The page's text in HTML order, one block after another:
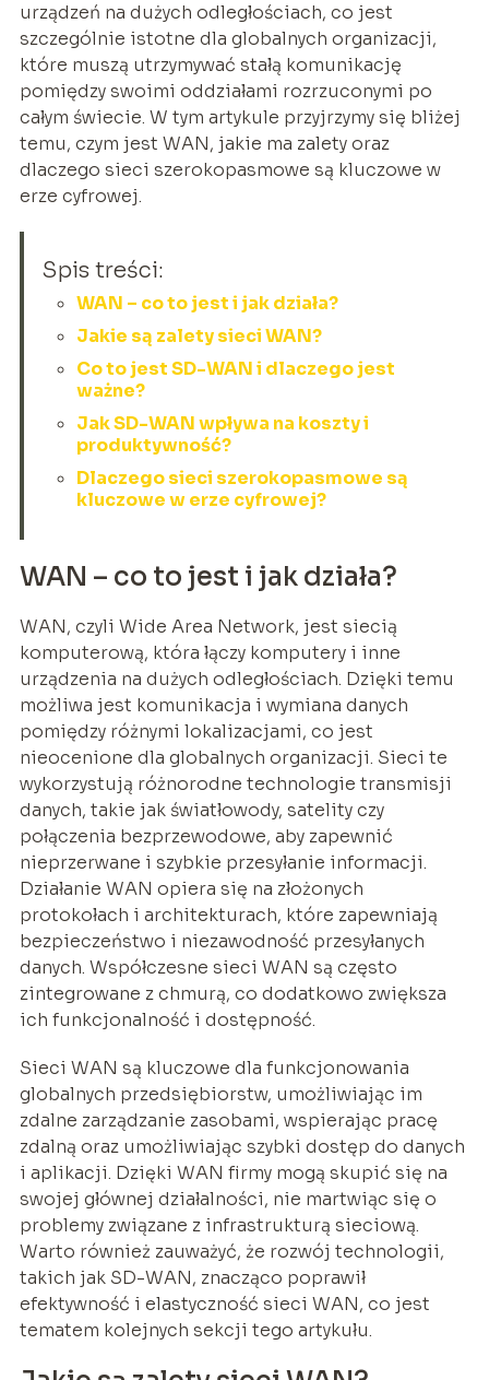
urządzeń na dużych odległościach, co jest
szczególnie istotne dla globalnych organizacji,
które muszą utrzymywać stałą komunikację
pomiędzy swoimi oddziałami rozrzuconymi po
całym świecie. W tym artykule przyjrzymy się bliżej
temu, czym jest WAN, jakie ma zalety oraz
dlaczego sieci szerokopasmowe są kluczowe w
erze cyfrowej.
Spis treści:
WAN – co to jest i jak działa?
Jakie są zalety sieci WAN?
Co to jest SD-WAN i dlaczego jest
ważne?
Jak SD-WAN wpływa na koszty i
produktywność?
Dlaczego sieci szerokopasmowe są
kluczowe w erze cyfrowej?
WAN – co to jest i jak działa?
WAN, czyli Wide Area Network, jest siecią
komputerową, która łączy komputery i inne
urządzenia na dużych odległościach. Dzięki temu
możliwa jest komunikacja i wymiana danych
pomiędzy różnymi lokalizacjami, co jest
nieocenione dla globalnych organizacji. Sieci te
wykorzystują różnorodne technologie transmisji
danych, takie jak światłowody, satelity czy
połączenia bezprzewodowe, aby zapewnić
nieprzerwane i szybkie przesyłanie informacji.
Działanie WAN opiera się na złożonych
protokołach i architekturach, które zapewniają
bezpieczeństwo i niezawodność przesyłanych
danych. Współczesne sieci WAN są często
zintegrowane z chmurą, co dodatkowo zwiększa
ich funkcjonalność i dostępność.
Sieci WAN są kluczowe dla funkcjonowania
globalnych przedsiębiorstw, umożliwiając im
zdalne zarządzanie zasobami, wspierając pracę
zdalną oraz umożliwiając szybki dostęp do danych
i aplikacji. Dzięki WAN firmy mogą skupić się na
swojej głównej działalności, nie martwiąc się o
problemy związane z infrastrukturą sieciową.
Warto również zauważyć, że rozwój technologii,
takich jak SD-WAN, znacząco poprawił
efektywność i elastyczność sieci WAN, co jest
tematem kolejnych sekcji tego artykułu.